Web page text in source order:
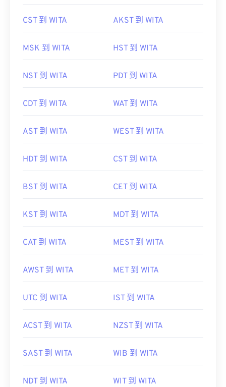
CST 到 WITA AKST 到 WITA
MSK 到 WITA HST 到 WITA
NST 到 WITA PDT 到 WITA
CDT 到 WITA WAT 到 WITA
AST 到 WITA WEST 到 WITA
HDT 到 WITA CST 到 WITA
BST 到 WITA CET 到 WITA
KST 到 WITA MDT 到 WITA
CAT 到 WITA MEST 到 WITA
AWST 到 WITA MET 到 WITA
UTC 到 WITA IST 到 WITA
ACST 到 WITA NZST 到 WITA
SAST 到 WITA WIB 到 WITA
NDT 到 WITA WIT 到 WITA